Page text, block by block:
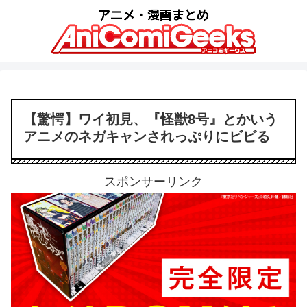
【驚愕】ワイ初見、『怪獣8号』とかいう
アニメのネガキャンされっぷりにビビる
スポンサーリンク